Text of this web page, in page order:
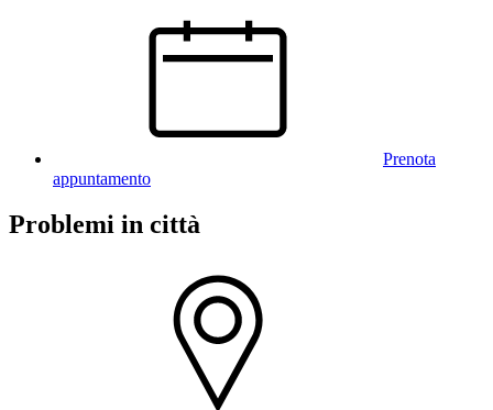
Prenota
appuntamento
Problemi in città